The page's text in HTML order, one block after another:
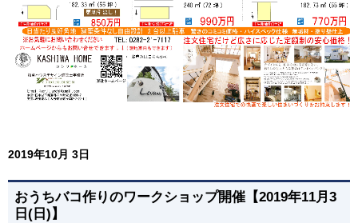
2019年10月 3日
おうちバコ作りのワークショップ開催【2019年11月3
日(日)】